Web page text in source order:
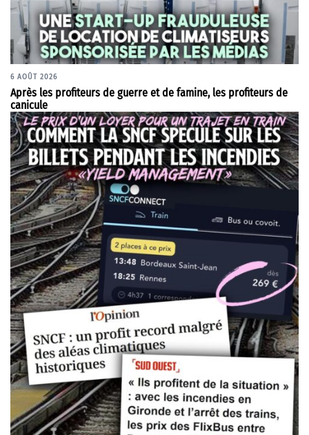
6 AOÛT 2026
Après les profiteurs de guerre et de famine, les profiteurs de
canicule